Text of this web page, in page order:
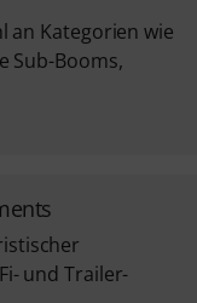
an Kategorien wie
Sub-Booms,
und Trailer-